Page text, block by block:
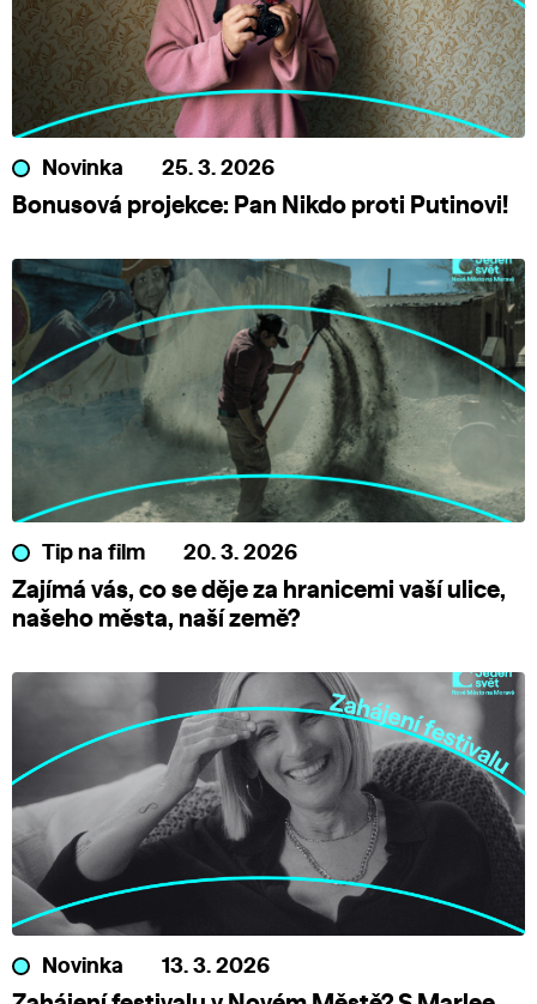
Novinka 25. 3. 2026
Bonusová projekce: Pan Nikdo proti Putinovi!
Tip na film 20. 3. 2026
Zajímá vás, co se děje za hranicemi vaší ulice,
našeho města, naší země?
Novinka 13. 3. 2026